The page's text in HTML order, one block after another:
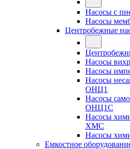
Насосы с
Насосы
Центробежные
Насосы
Насосы
Насосы
ОНЦ1
Насосы
ОНЦ1С
Насосы
ХМС
Насосы
Емкостное